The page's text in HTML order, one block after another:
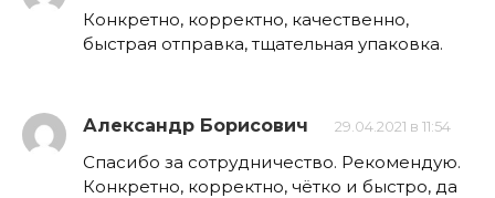
Конкретно, корректно, качественно,
быстрая отправка, тщательная упаковка.
Александр Борисович 29.04.2021 в 11:54
Спасибо за сотрудничество. Рекомендую.
Конкретно, корректно, чётко и быстро, да